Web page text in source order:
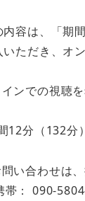
容は、「期
ただき、オ
インでの視聴
12分（132分
問い合わせ
帯： 090-